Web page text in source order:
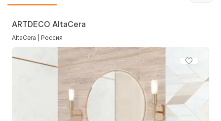
ARTDECO AltaCera
AltaCera | Россия